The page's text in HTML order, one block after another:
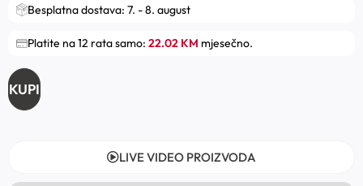
Besplatna dostava: 7. - 8. august
Platite na 12 rata samo: 22.02 KM mjesečno.
KUPI
LIVE VIDEO PROIZVODA